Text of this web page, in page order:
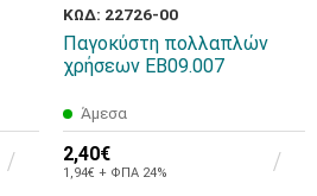
ΚΩΔ: 22726-00
Παγοκύστη πολλαπλών
χρήσεων EB09.007
Άμεσα
2,40€
1,94€ + ΦΠΑ 24%